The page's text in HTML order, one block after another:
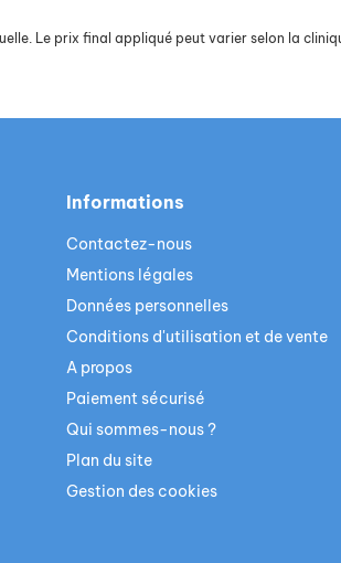
Le prix final appliqué peut varier selon la
Informations
Contactez-nous
Mentions légales
Données personnelles
Conditions d'utilisation et de vente
A propos
Paiement sécurisé
Qui sommes-nous ?
Plan du site
Gestion des cookies